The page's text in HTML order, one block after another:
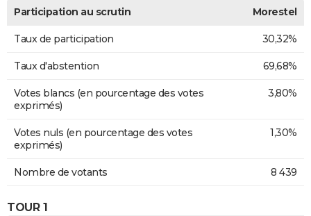
Participation au scrutin Morestel
Taux de participation 30,32%
Taux d'abstention 69,68%
Votes blancs (en pourcentage des votes
exprimés)
3,80%
Votes nuls (en pourcentage des votes
exprimés)
1,30%
Nombre de votants 8 439
TOUR 1